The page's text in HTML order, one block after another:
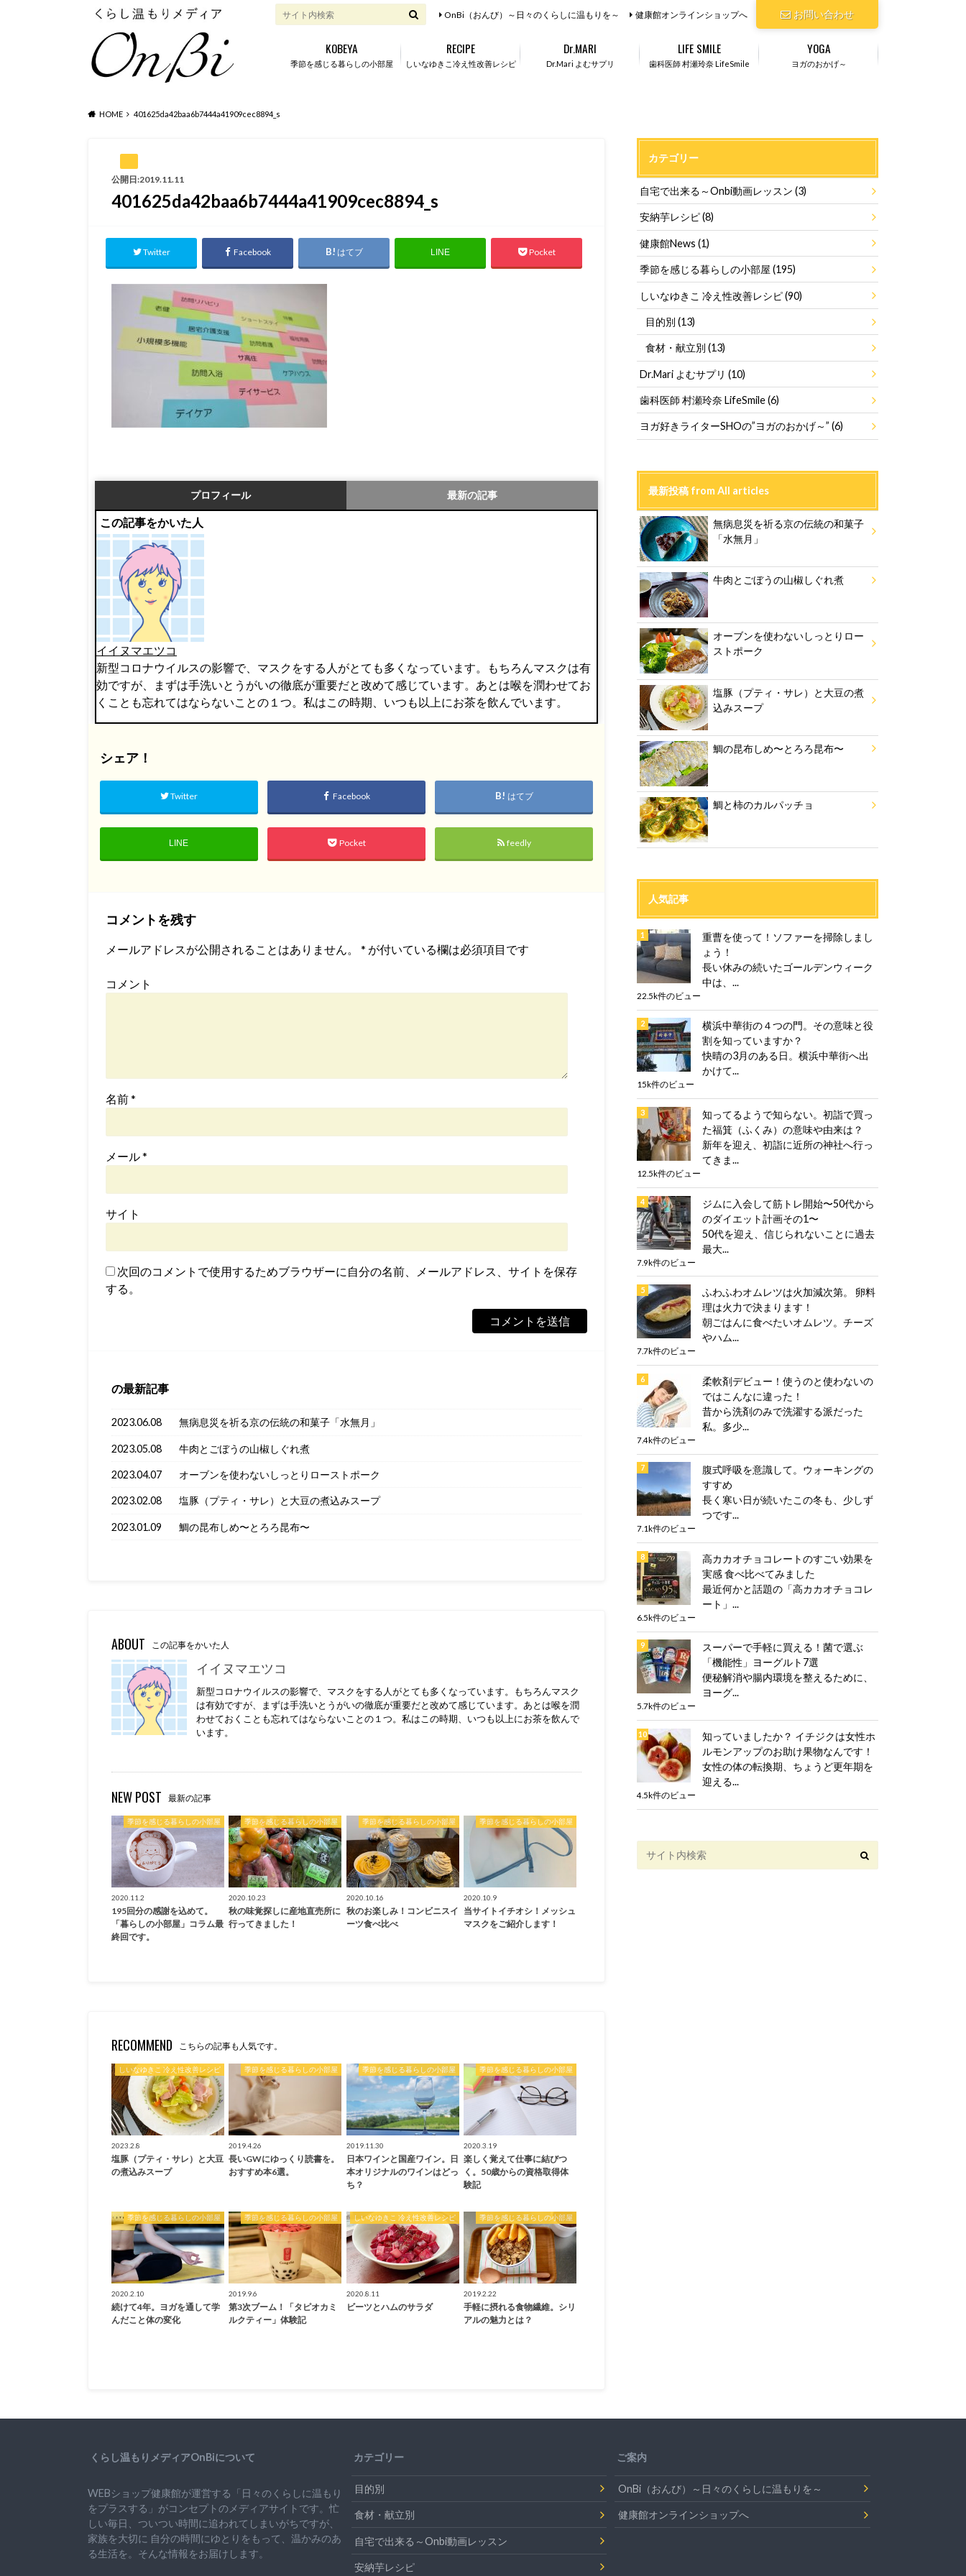
お問い合わせ
OnBi（おんび）～日々のくらしに温もりを～ 健康館オンラインショップへ
季節を感じる暮らしの小部屋
KOBEYA
しいなゆきこ冷え性改善レシピ
RECIPE
Dr.Mari よむサプリ
Dr.MARI
歯科医師 村瀬玲奈 LifeSmile
LIFE SMILE
ヨガのおかげ～
YOGA
HOME 401625da42baa6b7444a41909cec8894_s
公開日:2019.11.11
401625da42baa6b7444a41909cec8894_s
Twitter Facebook はてブ LINE Pocket
プロフィール 最新の記事
この記事をかいた人
イイヌマエツコ
新型コロナウイルスの影響で、マスクをする人がとても多くなっています。もちろんマスクは有
効ですが、まずは手洗いとうがいの徹底が重要だと改めて感じています。あとは喉を潤わせてお
くことも忘れてはならないことの１つ。私はこの時期、いつも以上にお茶を飲んでいます。
シェア！
Twitter Facebook はてブ
LINE Pocket feedly
コメントを残す
メールアドレスが公開されることはありません。 * が付いている欄は必須項目です
コメント
名前*
メール*
サイト
次回のコメントで使用するためブラウザーに自分の名前、メールアドレス、サイトを保存
する。
の最新記事
2023.06.08 無病息災を祈る京の伝統の和菓子「水無月」
2023.05.08 牛肉とごぼうの山椒しぐれ煮
2023.04.07 オーブンを使わないしっとりローストポーク
2023.02.08 塩豚（プティ・サレ）と大豆の煮込みスープ
2023.01.09 鯛の昆布しめ〜とろろ昆布〜
ABOUT この記事をかいた人
イイヌマエツコ
新型コロナウイルスの影響で、マスクをする人がとても多くなっています。もちろんマスク
は有効ですが、まずは手洗いとうがいの徹底が重要だと改めて感じています。あとは喉を潤
わせておくことも忘れてはならないことの１つ。私はこの時期、いつも以上にお茶を飲んで
います。
NEW POST 最新の記事
季節を感じる暮らしの小部屋
2020.11.2
195回分の感謝を込めて。
「暮らしの小部屋」コラム最
終回です。
季節を感じる暮らしの小部屋
2020.10.23
秋の味覚探しに産地直売所に
行ってきました！
季節を感じる暮らしの小部屋
2020.10.16
秋のお楽しみ！コンビニスイ
ーツ食べ比べ
季節を感じる暮らしの小部屋
2020.10.9
当サイトイチオシ！メッシュ
マスクをご紹介します！
RECOMMEND こちらの記事も人気です。
しいなゆきこ 冷え性改善レシピ
2023.2.8
塩豚（プティ・サレ）と大豆
の煮込みスープ
季節を感じる暮らしの小部屋
2019.4.26
長いGWにゆっくり読書を。
おすすめ本6選。
季節を感じる暮らしの小部屋
2019.11.30
日本ワインと国産ワイン。日
本オリジナルのワインはどっ
ち？
季節を感じる暮らしの小部屋
2020.3.19
楽しく覚えて仕事に結びつ
く。50歳からの資格取得体
験記
季節を感じる暮らしの小部屋
2020.2.10
続けて4年。ヨガを通して学
んだこと体の変化
季節を感じる暮らしの小部屋
2019.9.6
第3次ブーム！「タピオカミ
ルクティー」体験記
しいなゆきこ 冷え性改善レシピ
2020.8.11
ビーツとハムのサラダ
季節を感じる暮らしの小部屋
2019.2.22
手軽に摂れる食物繊維。シリ
アルの魅力とは？
カテゴリー
自宅で出来る～Onbi動画レッスン(3)
安納芋レシピ(8)
健康館News(1)
季節を感じる暮らしの小部屋(195)
しいなゆきこ 冷え性改善レシピ(90)
目的別 (13)
食材・献立別 (13)
Dr.Mari よむサプリ(10)
歯科医師 村瀬玲奈 LifeSmile(6)
ヨガ好きライターSHOの”ヨガのおかげ～”(6)
最新投稿 from All articles
無病息災を祈る京の伝統の和菓子
「水無月」
牛肉とごぼうの山椒しぐれ煮
オーブンを使わないしっとりロー
ストポーク
塩豚（プティ・サレ）と大豆の煮
込みスープ
鯛の昆布しめ〜とろろ昆布〜
鯛と柿のカルパッチョ
人気記事
重曹を使って！ソファーを掃除しまし
ょう！
長い休みの続いたゴールデンウィーク
中は、...
22.5k件のビュー
横浜中華街の４つの門。その意味と役
割を知っていますか？
快晴の3月のある日。横浜中華街へ出
かけて...
15k件のビュー
知ってるようで知らない。初詣で買っ
た福箕（ふくみ）の意味や由来は？
新年を迎え、初詣に近所の神社へ行っ
てきま...
12.5k件のビュー
ジムに入会して筋トレ開始〜50代から
のダイエット計画その1〜
50代を迎え、信じられないことに過去
最大...
7.9k件のビュー
ふわふわオムレツは火加減次第。 卵料
理は火力で決まります！
朝ごはんに食べたいオムレツ。チーズ
やハム...
7.7k件のビュー
柔軟剤デビュー！使うのと使わないの
ではこんなに違った！
昔から洗剤のみで洗濯する派だった
私。多少...
7.4k件のビュー
腹式呼吸を意識して。ウォーキングの
すすめ
長く寒い日が続いたこの冬も、少しず
つです...
7.1k件のビュー
高カカオチョコレートのすごい効果を
実感 食べ比べてみました
最近何かと話題の「高カカオチョコレ
ート」...
6.5k件のビュー
スーパーで手軽に買える！菌で選ぶ
「機能性」ヨーグルト7選
便秘解消や腸内環境を整えるために、
ヨーグ...
5.7k件のビュー
知っていましたか？ イチジクは女性ホ
ルモンアップのお助け果物なんです！
女性の体の転換期、ちょうど更年期を
迎える...
4.5k件のビュー
くらし温もりメディアOnBiについて
WEBショップ健康館が運営する「日々のくらしに温もり
をプラスする」がコンセプトのメディアサイトです。忙
しい毎日、ついつい時間に追われてしまいがちですが、
家族を大切に 自分の時間にゆとりをもって、 温かみのあ
る生活を。そんな情報をお届けします。
カテゴリー
目的別
食材・献立別
自宅で出来る～Onbi動画レッスン
安納芋レシピ
ご案内
OnBi（おんび）～日々のくらしに温もりを～
健康館オンラインショップへ